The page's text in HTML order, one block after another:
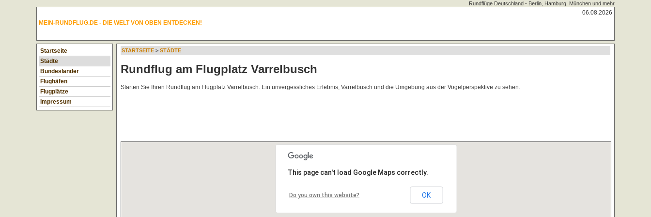
Rundflüge Deutschland - Berlin, Hamburg, München und mehr
06.08.2026
MEIN-RUNDFLUG.DE - DIE WELT VON OBEN ENTDECKEN!
Startseite
Städte
Bundesländer
Flughäfen
Flugplätze
Impressum
STARTSEITE > STÄDTE
Rundflug am Flugplatz Varrelbusch
Starten Sie Ihren Rundflug am Flugplatz Varrelbusch. Ein unvergessliches Erlebnis, Varrelbusch und die Umgebung aus der Vogelperspektive zu sehen.
This page can't load Google Maps correctly.
Do you own this website? OK